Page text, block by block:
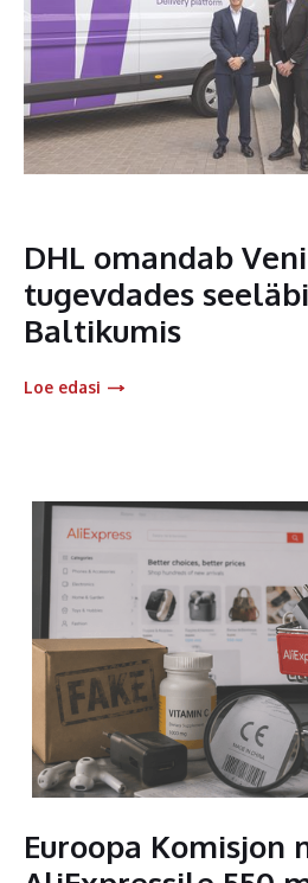
DHL omandab
tugevdades
Baltikumis
Loe edasi
Euroopa Komisjon